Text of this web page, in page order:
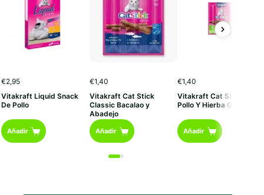
€2,95
Vitakraft Liquid Snack
De Pollo
Añadir
€1,40
Vitakraft Cat Stick
Classic Bacalao y
Abadejo
Añadir
€1,40
Vitakraft Cat Stick Mini
Pollo Y Hierba Gatera
Añadir